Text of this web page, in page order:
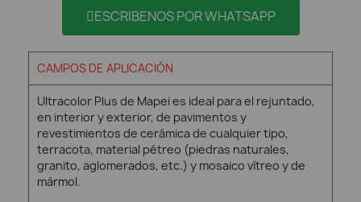
ESCRIBENOS POR WHATSAPP
CAMPOS DE APLICACIÓN
Ultracolor Plus de Mapei es ideal para el rejuntado,
en interior y exterior, de pavimentos y
revestimientos de cerámica de cualquier tipo,
terracota, material pétreo (piedras naturales,
granito, aglomerados, etc.) y mosaico vítreo y de
mármol.